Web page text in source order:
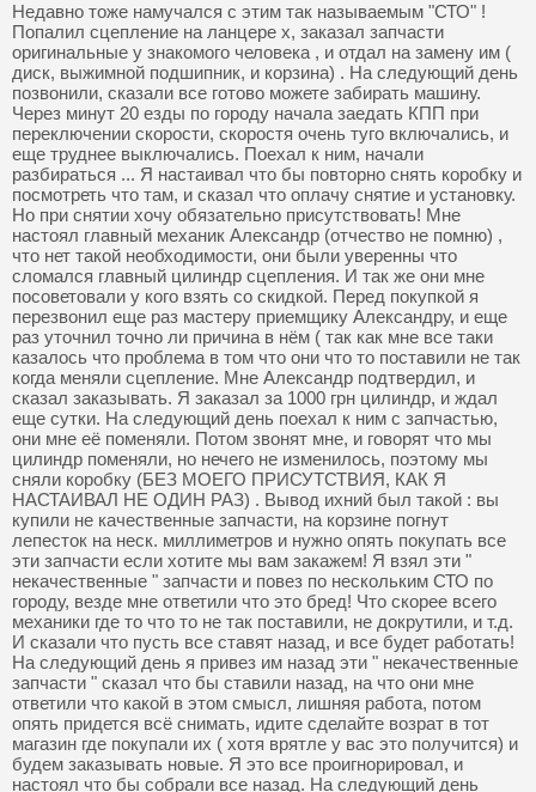
Недавно тоже намучался с этим так называемым "СТО" !
Попалил сцепление на ланцере х, заказал запчасти
оригинальные у знакомого человека , и отдал на замену им (
диск, выжимной подшипник, и корзина) . На следующий день
позвонили, сказали все готово можете забирать машину.
Через минут 20 езды по городу начала заедать КПП при
переключении скорости, скоростя очень туго включались, и
еще труднее выключались. Поехал к ним, начали
разбираться ... Я настаивал что бы повторно снять коробку и
посмотреть что там, и сказал что оплачу снятие и установку.
Но при снятии хочу обязательно присутствовать! Мне
настоял главный механик Александр (отчество не помню) ,
что нет такой необходимости, они были уверенны что
сломался главный цилиндр сцепления. И так же они мне
посоветовали у кого взять со скидкой. Перед покупкой я
перезвонил еще раз мастеру приемщику Александру, и еще
раз уточнил точно ли причина в нём ( так как мне все таки
казалось что проблема в том что они что то поставили не так
когда меняли сцепление. Мне Александр подтвердил, и
сказал заказывать. Я заказал за 1000 грн цилиндр, и ждал
еще сутки. На следующий день поехал к ним с запчастью,
они мне её поменяли. Потом звонят мне, и говорят что мы
цилиндр поменяли, но нечего не изменилось, поэтому мы
сняли коробку (БЕЗ МОЕГО ПРИСУТСТВИЯ, КАК Я
НАСТАИВАЛ НЕ ОДИН РАЗ) . Вывод ихний был такой : вы
купили не качественные запчасти, на корзине погнут
лепесток на неск. миллиметров и нужно опять покупать все
эти запчасти если хотите мы вам закажем! Я взял эти "
некачественные " запчасти и повез по нескольким СТО по
городу, везде мне ответили что это бред! Что скорее всего
механики где то что то не так поставили, не докрутили, и т.д.
И сказали что пусть все ставят назад, и все будет работать!
На следующий день я привез им назад эти " некачественные
запчасти " сказал что бы ставили назад, на что они мне
ответили что какой в этом смысл, лишняя работа, потом
опять придется всё снимать, идите сделайте возрат в тот
магазин где покупали их ( хотя врятле у вас это получится) и
будем заказывать новые. Я это все проигнорировал, и
настоял что бы собрали все назад. На следующий день